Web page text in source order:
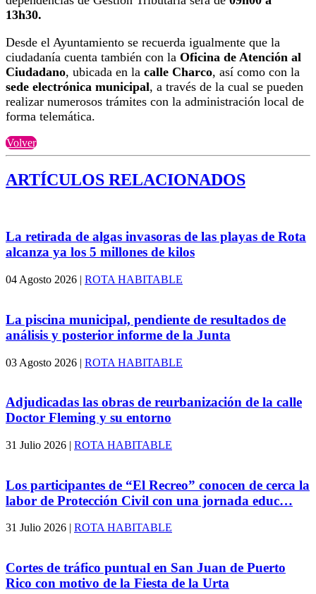
13h30.
Desde el Ayuntamiento se recuerda igualmente que la
ciudadanía cuenta también con la Oficina de Atención al
Ciudadano, ubicada en la calle Charco, así como con la
sede electrónica municipal, a través de la cual se pueden
realizar numerosos trámites con la administración local de
forma telemática.
Volver
ARTÍCULOS RELACIONADOS
La retirada de algas invasoras de las playas de Rota
alcanza ya los 5 millones de kilos
04 Agosto 2026 | ROTA HABITABLE
La piscina municipal, pendiente de resultados de
análisis y posterior informe de la Junta
03 Agosto 2026 | ROTA HABITABLE
Adjudicadas las obras de reurbanización de la calle
Doctor Fleming y su entorno
31 Julio 2026 | ROTA HABITABLE
Los participantes de “El Recreo” conocen de cerca la
labor de Protección Civil con una jornada educ…
31 Julio 2026 | ROTA HABITABLE
Cortes de tráfico puntual en San Juan de Puerto
Rico con motivo de la Fiesta de la Urta